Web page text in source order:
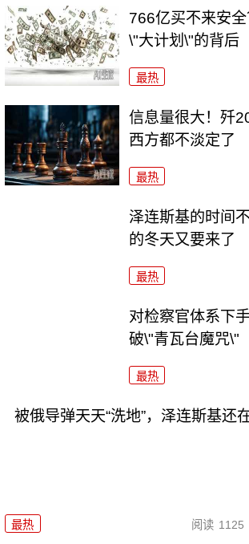
766亿买不来安
\"大计划\"的背后
最热
信息量很大！歼
西方都不淡定了
最热
泽连斯基的时间
的冬天又要来了
最热
对检察官体系下
破\"青瓦台魔咒\"
最热
被俄导弹天天“洗地”，泽连斯基还
最热 阅读 1125